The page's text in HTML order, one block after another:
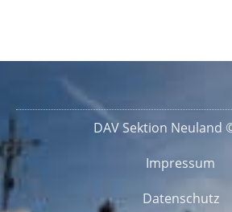
DAV Sektion Neuland
Impressum
Datenschutz